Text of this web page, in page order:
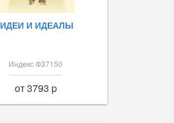
ИДЕИ И ИДЕАЛЫ
Индекс Ф37150
от 3793 p